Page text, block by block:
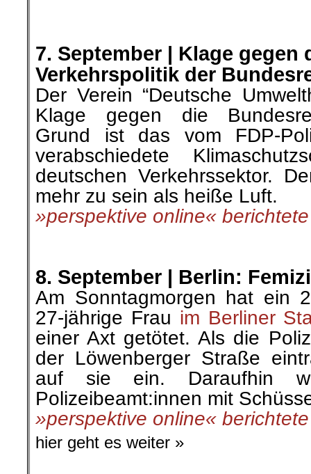
7. September | Klage gegen
Verkehrspolitik der
Der Verein “Deutsche
Klage gegen die
Grund ist das vom FDP-
verabschiedete
deutschen Verkehrssektor.
mehr zu sein als heiße Luft.
»perspektive online« berichtete
8. September | Berlin:
Am Sonntagmorgen hat ein
27-jährige Frau im Berliner
einer Axt getötet. Als die
der Löwenberger Straße
auf sie ein. Daraufhin
Polizeibeamt:innen mit
»perspektive online« berichtete
hier geht es weiter »